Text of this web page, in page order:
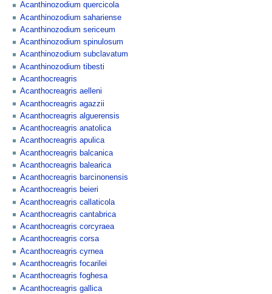
Acanthinozodium quercicola
Acanthinozodium sahariense
Acanthinozodium sericeum
Acanthinozodium spinulosum
Acanthinozodium subclavatum
Acanthinozodium tibesti
Acanthocreagris
Acanthocreagris aelleni
Acanthocreagris agazzii
Acanthocreagris alguerensis
Acanthocreagris anatolica
Acanthocreagris apulica
Acanthocreagris balcanica
Acanthocreagris balearica
Acanthocreagris barcinonensis
Acanthocreagris beieri
Acanthocreagris callaticola
Acanthocreagris cantabrica
Acanthocreagris corcyraea
Acanthocreagris corsa
Acanthocreagris cyrnea
Acanthocreagris focarilei
Acanthocreagris foghesa
Acanthocreagris gallica